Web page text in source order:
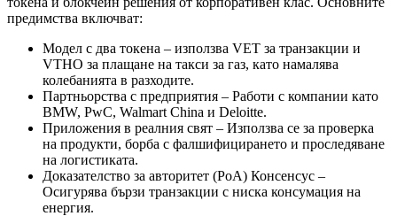
предимства включват:
Модел с два токена – използва VET за транзакции и
VTHO за плащане на такси за газ, като намалява
колебанията в разходите.
Партньорства с предприятия – Работи с компании като
BMW, PwC, Walmart China и Deloitte.
Приложения в реалния свят – Използва се за проверка
на продукти, борба с фалшифицирането и проследяване
на логистиката.
Доказателство за авторитет (PoA) Консенсус –
Осигурява бързи транзакции с ниска консумация на
енергия.